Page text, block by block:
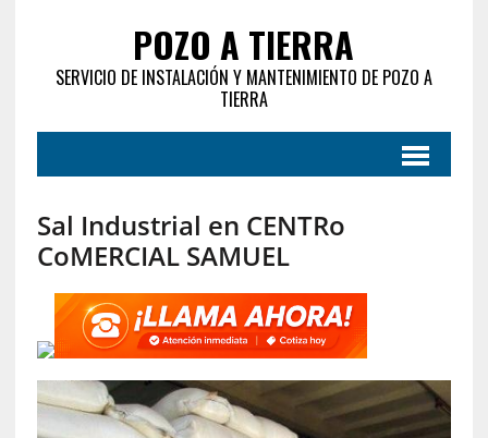
POZO A TIERRA
SERVICIO DE INSTALACIÓN Y MANTENIMIENTO DE POZO A
TIERRA
Sal Industrial en CENTRo
CoMERCIAL SAMUEL